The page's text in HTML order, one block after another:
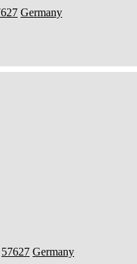
Germany
57627 Germany